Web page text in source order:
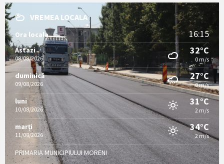
VREMEA LOCALA
Ora locala 16:15
Astazi
08/08/2026
32°C
0 m/s
duminică
09/08/2026
27°C
0 m/s
luni
10/08/2026
31°C
2 m/s
marți
11/08/2026
34°C
2 m/s
PRIMARIA MUNICIPIULUI MORENI